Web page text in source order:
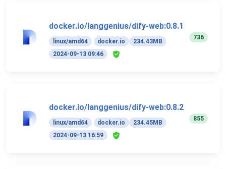
docker.io/langgenius/dify-web:0.8.1
linux/amd64 docker.io
234.43MB
2024-09-13 09:46
736
docker.io/langgenius/dify-web:0.8.2
linux/amd64 docker.io
234.45MB
2024-09-13 16:59
855